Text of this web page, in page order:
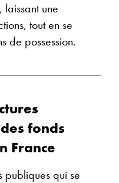
laissant une
tout en se
de possession.
fonds
France
publiques qui se